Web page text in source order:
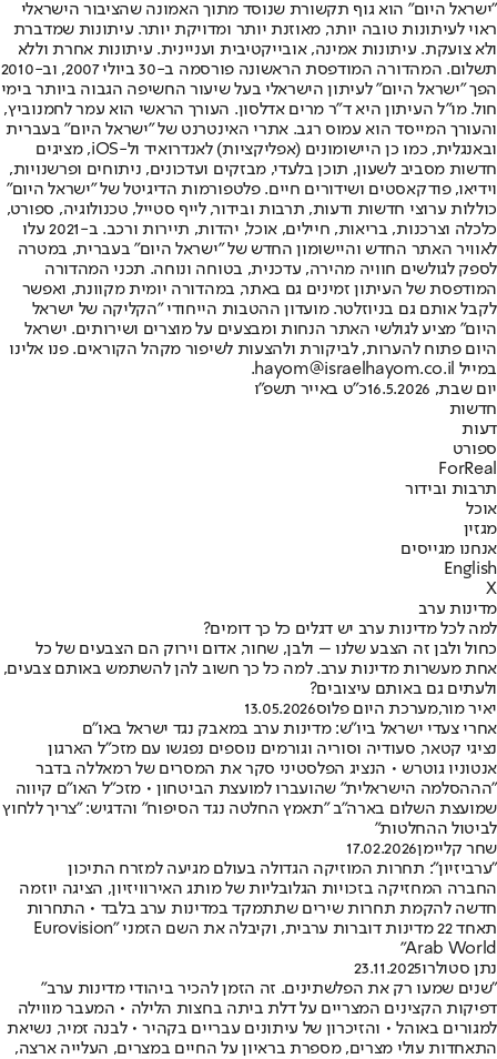
"ישראל היום" הוא גוף תקשורת שנוסד מתוך האמונה שהציבור הישראלי
ראוי לעיתונות טובה יותר, מאוזנת יותר ומדויקת יותר. עיתונות שמדברת
ולא צועקת. עיתונות אמינה, אובייקטיבית ועניינית. עיתונות אחרת וללא
תשלום. המהדורה המודפסת הראשונה פורסמה ב-30 ביולי 2007, וב-2010
הפך "ישראל היום" לעיתון הישראלי בעל שיעור החשיפה הגבוה ביותר בימי
חול. מו"ל העיתון היא ד"ר מרים אדלסון. העורך הראשי הוא עמר לחמנוביץ,
והעורך המייסד הוא עמוס רגב. אתרי האינטרנט של "ישראל היום" בעברית
ובאנגלית, כמו כן היישומונים (אפליקציות) לאנדרואיד ול-iOS, מציגים
חדשות מסביב לשעון, תוכן בלעדי, מבזקים ועדכונים, ניתוחים ופרשנויות,
וידיאו, פודקאסטים ושידורים חיים. פלטפורמות הדיגיטל של "ישראל היום"
כוללות ערוצי חדשות ודעות, תרבות ובידור, לייף סטייל, טכנולוגיה, ספורט,
כלכלה וצרכנות, בריאות, חיילים, אוכל, יהדות, תיירות ורכב. ב-2021 עלו
לאוויר האתר החדש והיישומון החדש של "ישראל היום" בעברית, במטרה
לספק לגולשים חוויה מהירה, עדכנית, בטוחה ונוחה. תכני המהדורה
המודפסת של העיתון זמינים גם באתר, במהדורה יומית מקוונת, ואפשר
לקבל אותם גם בניוזלטר. מועדון ההטבות הייחודי "הקליקה של ישראל
היום" מציע לגולשי האתר הנחות ומבצעים על מוצרים ושירותים. ישראל
היום פתוח להערות, לביקורת ולהצעות לשיפור מקהל הקוראים. פנו אלינו
במייל hayom@israelhayom.co.il.
יום שבת, 16.5.2026
כ"ט באייר תשפ"ו
חדשות
דעות
ספורט
ForReal
תרבות ובידור
אוכל
מגזין
אנחנו מגייסים
English
X
מדינות ערב
למה לכל מדינות ערב יש דגלים כל כך דומים?
כחול ולבן זה הצבע שלנו – ולבן, שחור, אדום וירוק הם הצבעים של כל
אחת מעשרות מדינות ערב. למה כל כך חשוב להן להשתמש באותם צבעים,
ולעתים גם באותם עיצובים?
יאיר מור,מערכת היום פלוס13.05.2026
אחרי צעדי ישראל ביו"ש: מדינות ערב במאבק נגד ישראל באו"ם
נציגי קטאר, סעודיה וסוריה וגורמים נוספים נפגשו עם מזכ"ל הארגון
אנטוניו גוטרש • הנציג הפלסטיני סקר את המסרים של רמאללה בדבר
"הההסלמה הישראלית" שהועברו למועצת הביטחון • מזכ"ל האו"ם קיווה
שמועצת השלום בארה"ב "תאמץ החלטה נגד הסיפוח" והדגיש: "צריך ללחוץ
לביטול ההחלטות"
שחר קליימן17.02.2026
"ערביזיון": תחרות המוזיקה הגדולה בעולם מגיעה למזרח התיכון
החברה המחזיקה בזכויות הגלובליות של מותג האירוויזיון, הציגה יוזמה
חדשה להקמת תחרות שירים שתתמקד במדינות ערב בלבד • התחרות
תאחד 22 מדינות דוברות ערבית, וקיבלה את השם הזמני "Eurovision
Arab World"
נתן סטולרו23.11.2025
"שנים שמעו רק את הפלשתינים. זה הזמן להכיר ביהודי מדינות ערב"
דפיקות הקצינים המצריים על דלת ביתה בחצות הלילה • המעבר מווילה
למגורים באוהל • והזיכרון של עיתונים עבריים בקהיר • לבנה זמיר, נשיאת
התאחדות עולי מצרים, מספרת בראיון על החיים במצרים, העלייה ארצה,